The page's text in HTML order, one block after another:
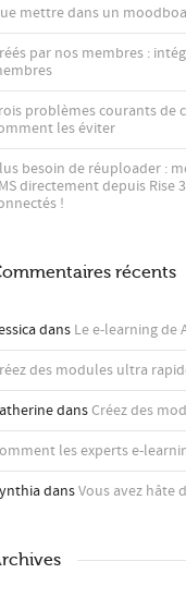
mettre dans un
par nos membres :
problèmes courants de
les éviter
besoin de réuploader :
directement depuis Rise
!
récents
dans Le e-learning de
dansCréez des modules efficaces
dansVous avez hâte de